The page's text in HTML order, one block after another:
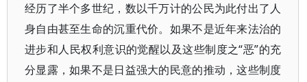
经历了半个多世纪，数以千万计的公民为此付出了人
身自由甚至生命的沉重代价。如果不是近年来法治的
进步和人民权利意识的觉醒以及这些制度之“恶”的充
分显露，如果不是日益强大的民意的推动，这些制度